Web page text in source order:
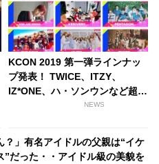
KCON 2019 第一弾ラインナッ
プ発表！ TWICE、ITZY、
IZ*ONE、ハ・ソンウンなど超豪
華K-POPアーティストが出演決
NEWS
？」有名アイドルの父親は“イケ
”だった・・アイドル級の美貌を